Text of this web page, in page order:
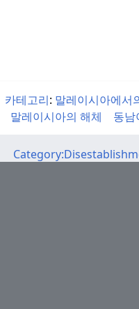
카테고리: 말레이시아에서
말레이시아의 해체
동남